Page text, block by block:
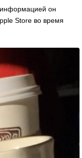
информацией он
Store во время